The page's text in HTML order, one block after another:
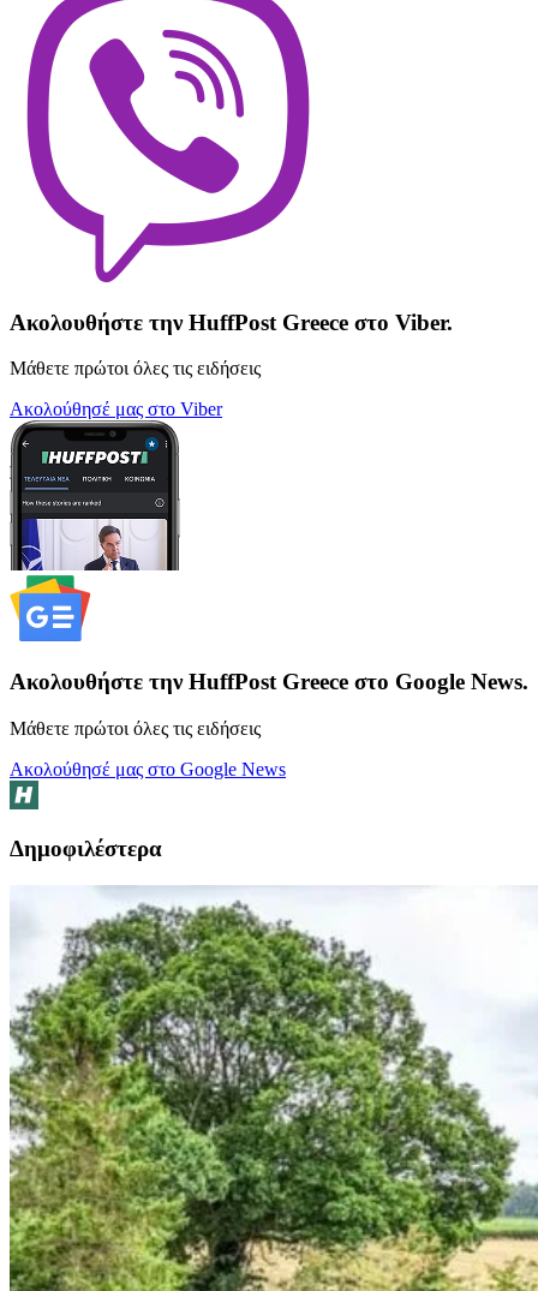
Ακολουθήστε την HuffPost Greece στο Viber.
Μάθετε πρώτοι όλες τις ειδήσεις
Ακολούθησέ μας στο Viber
Ακολουθήστε την HuffPost Greece στο Google News.
Μάθετε πρώτοι όλες τις ειδήσεις
Ακολούθησέ μας στο Google News
Δημοφιλέστερα